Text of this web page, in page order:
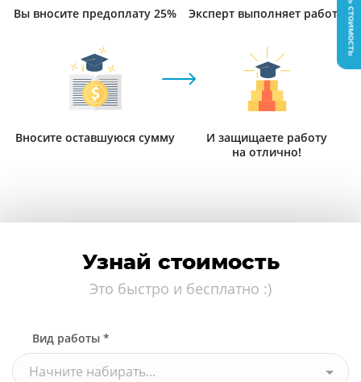
Вы вносите предоплату 25% Эксперт выполняет работу
Вносите оставшуюся сумму
И защищаете работу
на отлично!
Узнай стоимость
Это быстро и бесплатно :)
Вид работы *
Начните набирать...